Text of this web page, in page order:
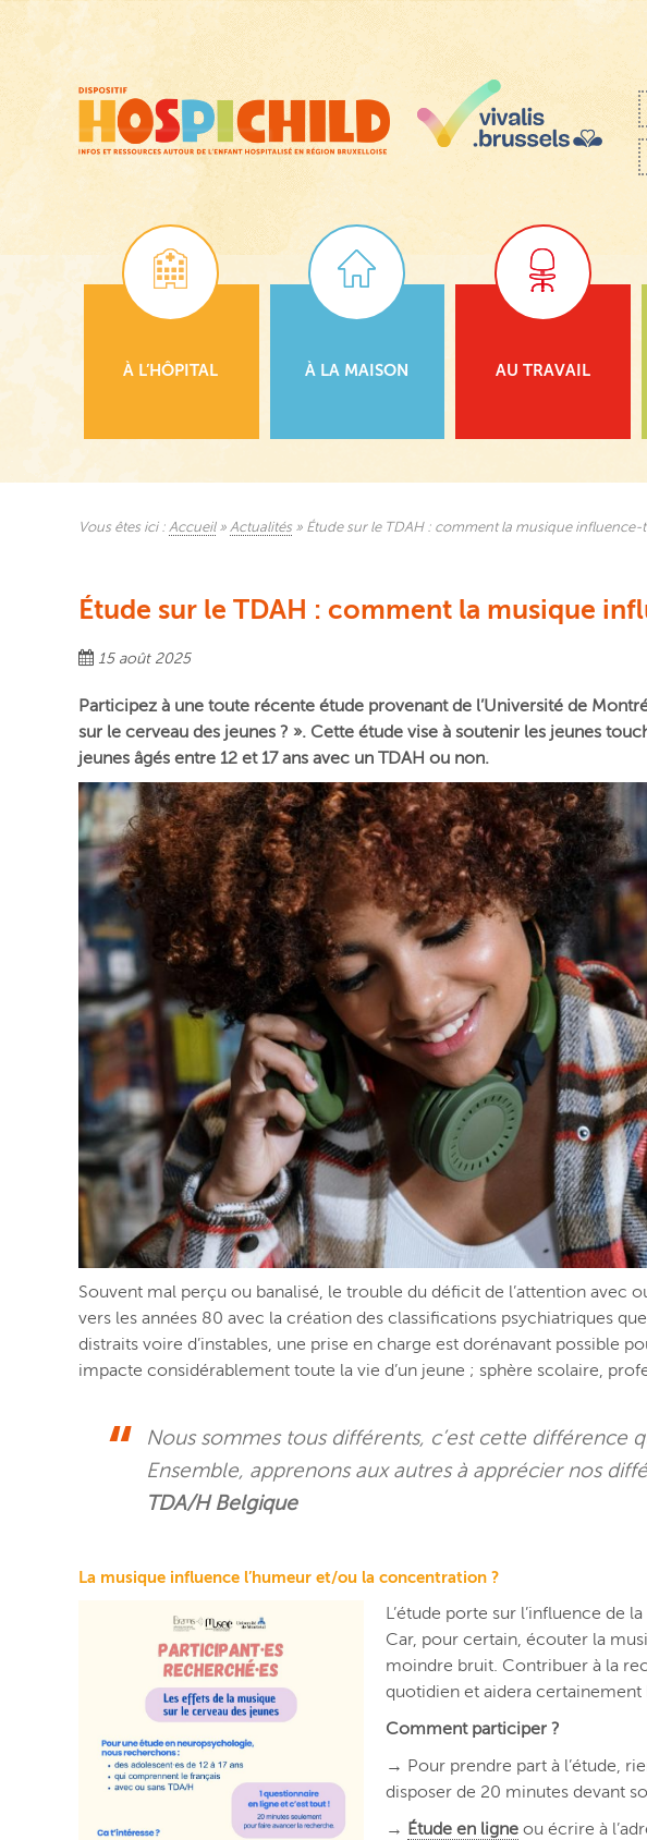
principal
À L’HÔPITAL À LA MAISON AU TRAVAIL
Vous êtes ici : Accueil» Actualités » Étude sur le TDAH : comment la musique influence-
Étude sur le TDAH : comment la musique
15 août 2025
Participez à une toute récente étude provenant de l’Université de
sur le cerveau des jeunes ? ». Cette étude vise à soutenir les jeunes
jeunes âgés entre 12 et 17 ans avec un TDAH ou non.
Souvent mal perçu ou banalisé, le trouble du déficit de l’attention avec
vers les années 80 avec la création des classifications psychiatriques
distraits voire d’instables, une prise en charge est dorénavant possible
impacte considérablement toute la vie d’un jeune ; sphère scolaire,
Nous sommes tous différents, c’est cette
Ensemble, apprenons aux autres à apprécier nos
TDA/H Belgique
La musique influence l’humeur et/ou la concentration ?
L’étude porte sur l’influence de
Car, pour certain, écouter la
moindre bruit. Contribuer à la
quotidien et aidera
Comment participer ?
→ Pour prendre part à l’étude,
disposer de 20 minutes devant
→ Étude en ligne ou écrire à